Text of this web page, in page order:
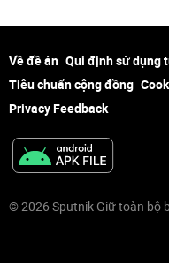
Về đề án Qui định sử dụng
Tiêu chuẩn cộng đồng
Privacy Feedback
© 2026 Sputnik Giữ toàn bộ